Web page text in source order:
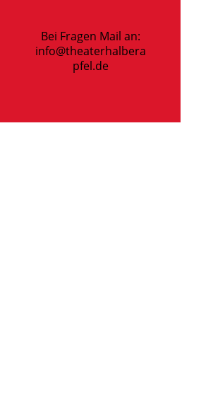
Bei Fragen Mail an:
info@theaterhalbera
pfel.de